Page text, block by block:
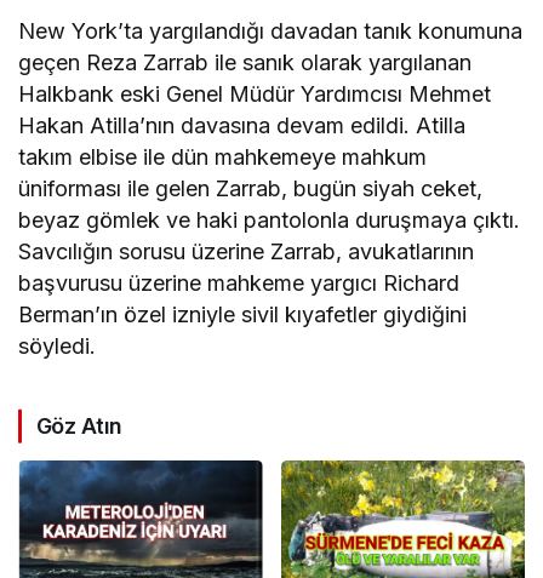
New York’ta yargılandığı davadan tanık konumuna
geçen Reza Zarrab ile sanık olarak yargılanan
Halkbank eski Genel Müdür Yardımcısı Mehmet
Hakan Atilla’nın davasına devam edildi. Atilla
takım elbise ile dün mahkemeye mahkum
üniforması ile gelen Zarrab, bugün siyah ceket,
beyaz gömlek ve haki pantolonla duruşmaya çıktı.
Savcılığın sorusu üzerine Zarrab, avukatlarının
başvurusu üzerine mahkeme yargıcı Richard
Berman’ın özel izniyle sivil kıyafetler giydiğini
söyledi.
Göz Atın